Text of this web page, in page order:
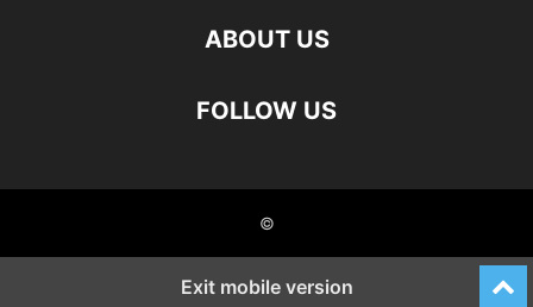
ABOUT US
FOLLOW US
©
Exit mobile version